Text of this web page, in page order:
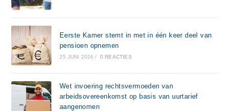
Eerste Kamer stemt in met in één keer deel van
pensioen opnemen
25 JUNI 2026 / 0 REACTIES
Wet invoering rechtsvermoeden van
arbeidsovereenkomst op basis van uurtarief
aangenomen